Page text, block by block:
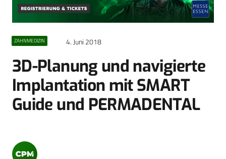
ZAHNMEDIZIN 4. Juni 2018
3D-Planung und navigierte
Implantation mit SMART
Guide und PERMADENTAL